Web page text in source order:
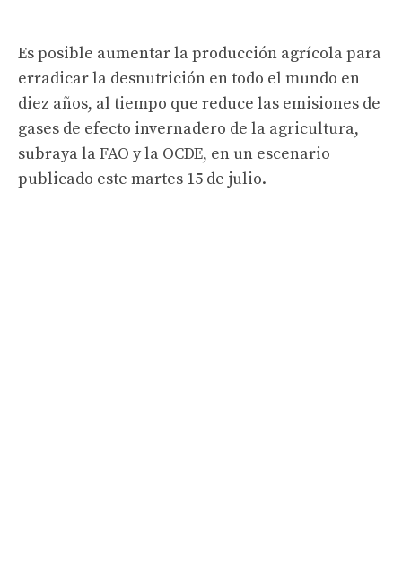
Es posible aumentar la producción agrícola para
erradicar la desnutrición en todo el mundo en
diez años, al tiempo que reduce las emisiones de
gases de efecto invernadero de la agricultura,
subraya la FAO y la OCDE, en un escenario
publicado este martes 15 de julio.